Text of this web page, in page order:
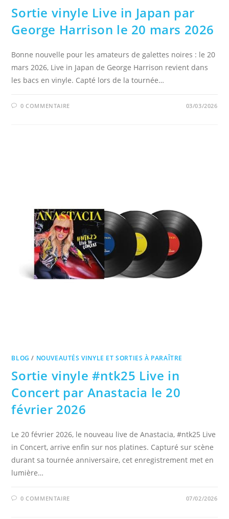
Sortie vinyle Live in Japan par
George Harrison le 20 mars 2026
Bonne nouvelle pour les amateurs de galettes noires : le 20
mars 2026, Live in Japan de George Harrison revient dans
les bacs en vinyle. Capté lors de la tournée…
0 COMMENTAIRE 03/03/2026
BLOG / NOUVEAUTÉS VINYLE ET SORTIES À PARAÎTRE
Sortie vinyle #ntk25 Live in
Concert par Anastacia le 20
février 2026
Le 20 février 2026, le nouveau live de Anastacia, #ntk25 Live
in Concert, arrive enfin sur nos platines. Capturé sur scène
durant sa tournée anniversaire, cet enregistrement met en
lumière…
0 COMMENTAIRE 07/02/2026